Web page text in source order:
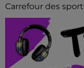
Carrefour des